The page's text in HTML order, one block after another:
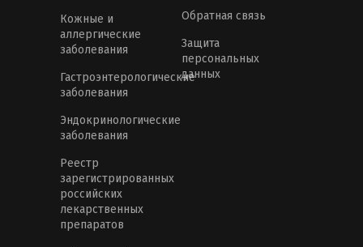
Кожные и
аллергические
заболевания
Гастроэнтерологические
заболевания
Эндокринологические
заболевания
Реестр
зарегистрированных
российских
лекарственных
препаратов
Обратная связь
Защита
персональных
данных